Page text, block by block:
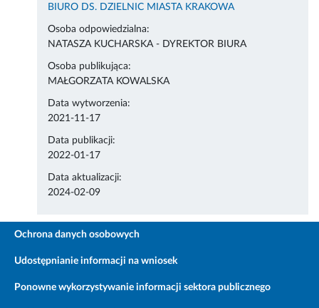
BIURO DS. DZIELNIC MIASTA KRAKOWA
Osoba odpowiedzialna:
NATASZA KUCHARSKA - DYREKTOR BIURA
Osoba publikująca:
MAŁGORZATA KOWALSKA
Data wytworzenia:
2021-11-17
Data publikacji:
2022-01-17
Data aktualizacji:
2024-02-09
Ochrona danych osobowych
Udostępnianie informacji na wniosek
Ponowne wykorzystywanie informacji sektora publicznego